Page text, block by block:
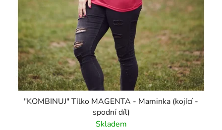
"KOMBINUJ" Tílko MAGENTA - Maminka (kojící -
spodní díl)
Skladem